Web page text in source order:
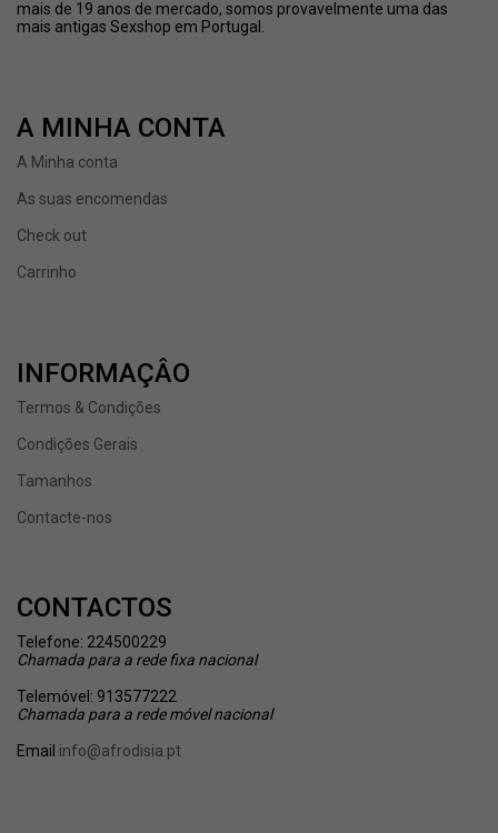
mais de 19 anos de mercado, somos provavelmente uma das
mais antigas Sexshop em Portugal.
A MINHA CONTA
A Minha conta
As suas encomendas
Check out
Carrinho
INFORMAÇÂO
Termos & Condições
Condições Gerais
Tamanhos
Contacte-nos
CONTACTOS
Telefone: 224500229
Chamada para a rede fixa nacional
Telemóvel: 913577222
Chamada para a rede móvel nacional
Email info@afrodisia.pt